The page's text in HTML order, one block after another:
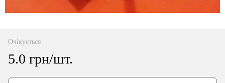
Очікується
5.0 грн/шт.